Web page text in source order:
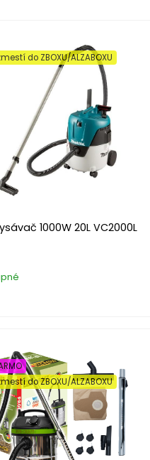
1000W 20L VC2000L
do ZBOXU/ALZABOXU
do ZBOXU/ALZABOXU